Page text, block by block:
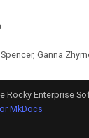
Ganna
Rocky Enterprise
MkDocs